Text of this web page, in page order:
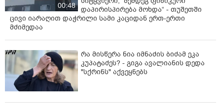
00:48
დაპირისპირება მოხდა“ - თუშეთში
ცივი იარაღით დაჭრილი სამი კაციდან ერთ-ერთი
მძიმედაა
რა მისწერა ნია იმნაძის ბიძამ ეკა
კუპატაძეს? - გიგა ავალიანის დედა
"სქრინს" აქვეყნებს